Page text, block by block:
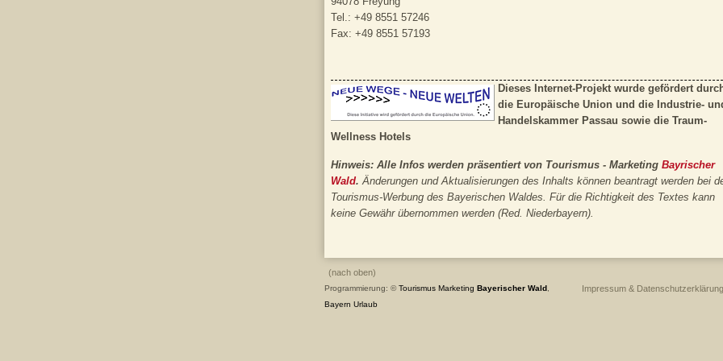
Tel.: +49 8551 57246
Fax: +49 8551 57193
Dieses Internet-Projekt wurde gefördert
die Europäische Union und die Industrie-
Handelskammer Passau sowie die Traum-
Wellness Hotels
Hinweis: Alle Infos werden präsentiert von Tourismus - Marketing Bayrischer
Wald. Änderungen und Aktualisierungen des Inhalts können beantragt werden bei
Tourismus-Werbung des Bayerischen Waldes. Für die Richtigkeit des Textes kann
keine Gewähr übernommen werden (Red. Niederbayern).
(nach oben)
Impressum & Datenschutzerklärung
Programmierung: ©Tourismus Marketing Bayerischer Wald
Bayern Urlaub